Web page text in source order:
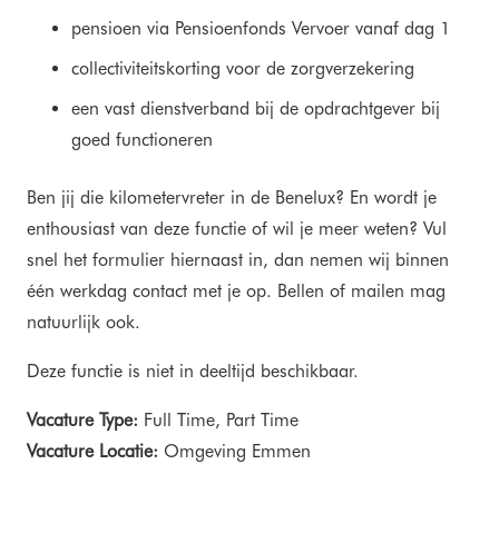
pensioen via Pensioenfonds Vervoer vanaf dag 1
collectiviteitskorting voor de zorgverzekering
een vast dienstverband bij de opdrachtgever bij
goed functioneren
Ben jij die kilometervreter in de Benelux? En wordt je
enthousiast van deze functie of wil je meer weten? Vul
snel het formulier hiernaast in, dan nemen wij binnen
één werkdag contact met je op. Bellen of mailen mag
natuurlijk ook.
Deze functie is niet in deeltijd beschikbaar.
Vacature Type: Full Time Part Time
Vacature Locatie: Omgeving Emmen